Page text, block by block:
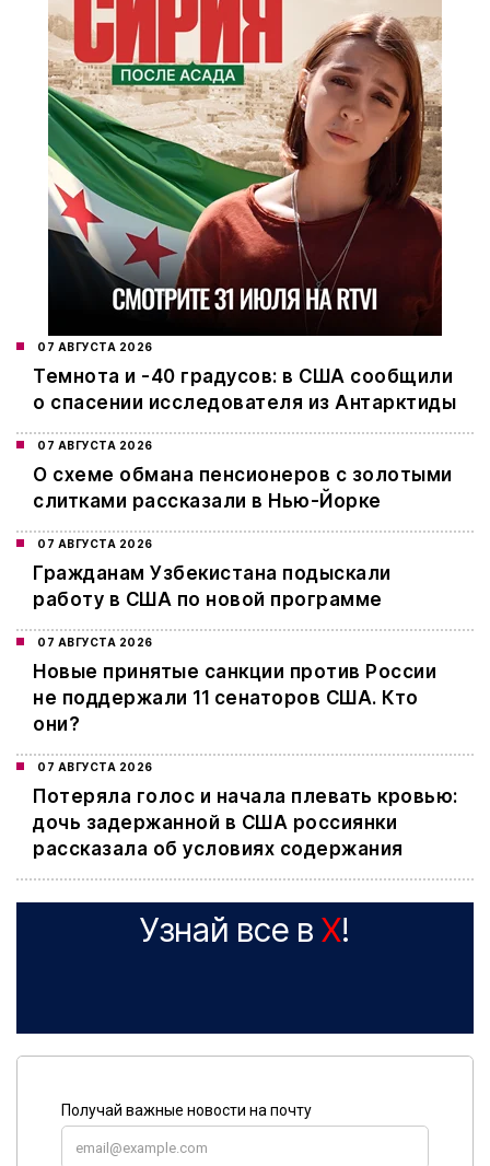
07 АВГУСТА 2026
Темнота и -40 градусов: в США сообщили
о спасении исследователя из Антарктиды
07 АВГУСТА 2026
О схеме обмана пенсионеров с золотыми
слитками рассказали в Нью-Йорке
07 АВГУСТА 2026
Гражданам Узбекистана подыскали
работу в США по новой программе
07 АВГУСТА 2026
Новые принятые санкции против России
не поддержали 11 сенаторов США. Кто
они?
07 АВГУСТА 2026
Потеряла голос и начала плевать кровью:
дочь задержанной в США россиянки
рассказала об условиях содержания
Узнай все в X!